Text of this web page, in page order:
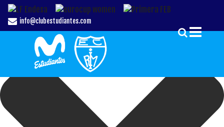
Gestionar el Consentimiento de las Cookies
info@clubestudiantes.com